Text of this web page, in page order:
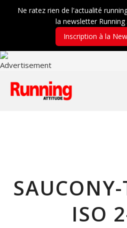
ISO
Ne ratez rien de l'actualité
la newsletter
Inscription à la